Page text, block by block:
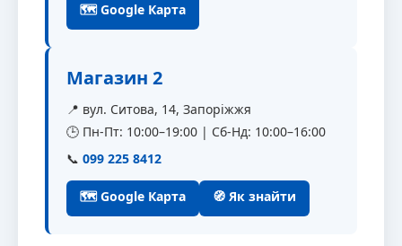
🗺 Google Карта
Магазин 2
📍 вул. Ситова, 14, Запоріжжя
🕒 Пн-Пт: 10:00–19:00 | Сб-Нд: 10:00–16:00
📞 099 225 8412
🗺 Google Карта 🧭 Як знайти